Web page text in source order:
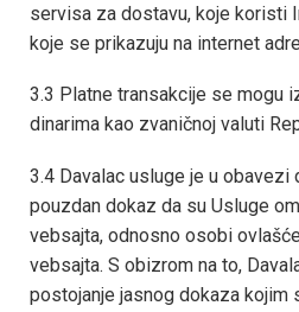
servisa za dostavu, koje koristi
koje se prikazuju na internet
3.3 Platne transakcije se mogu
dinarima kao zvaničnoj valuti
3.4 Davalac usluge je u obavezi
pouzdan dokaz da su Usluge
vebsajta, odnosno osobi
vebsajta. S obizrom na to,
postojanje jasnog dokaza kojim